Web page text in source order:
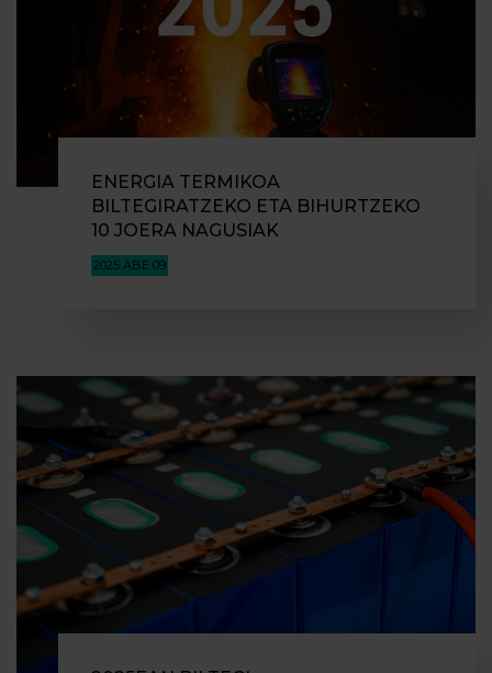
ENERGIA TERMIKOA
BILTEGIRATZEKO ETA BIHURTZEKO
10 JOERA NAGUSIAK
2025 ABE 09